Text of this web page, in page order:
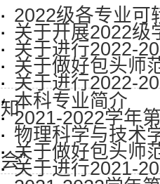
· 2022级各专业可
· 关于开展2022级
· 关于进行2022-
· 关于做好包头师
· 关于进行2022-
知
· 本科专业简介
· 2021-2022学年
· 物理科学与技术
会”
· 关于做好包头师
· 关于进行2021-